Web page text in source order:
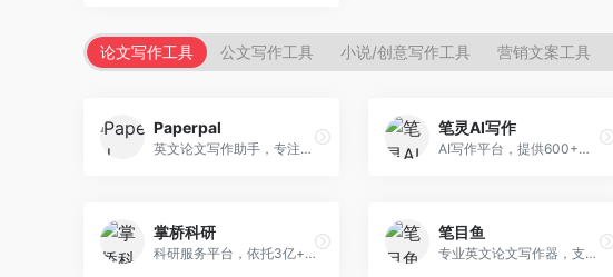
论文写作工具 公文写作工具 小说/创意写作工具 营销文案工具
Paperpal
英文论文写作助手，专注于学术英语润色。面向需要发表国际期刊的研究者，提供语法检查、学术表达优化、格式规范等服务，英语表达地道专业。
笔灵AI写作
AI写作平台，提供600+写作模板。面向学生、职场人士和内容创作者，支持论文、公文、营销文案等多种文体，模板丰富，一键生成，写作效率大幅提升。
掌桥科研
科研服务平台，依托3亿+真实文献数据库。面向学术研究者和学生，提供文献检索、论文写作、科研数据分析等服务，文献资源丰富，学术支持专业。
笔目鱼
专业英文论文写作器，支持学术论文全流程。面向留学生和国际期刊投稿者，提供英文论文撰写、润色、格式调整等服务，学术英语表达规范。